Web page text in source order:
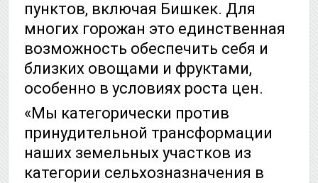
пунктов, включая Бишкек. Для
многих горожан это единственная
возможность обеспечить себя и
близких овощами и фруктами,
особенно в условиях роста цен.
«Мы категорически против
принудительной трансформации
наших земельных участков из
категории сельхозназначения в